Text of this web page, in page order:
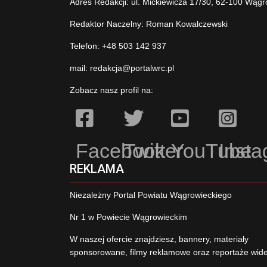
Redaktor Naczelny: Roman Kowalczewski
Telefon: +48 503 142 937
mail: redakcja@portalwrc.pl
Zobacz nasz profil na:
Facebook
TwitterYouTube
REKLAMA
Niezależny Portal Powiatu Wągrowieckiego
Nr 1 w Powiecie Wągrowieckim
W naszej ofercie znajdziesz, bannery, materiały
sponsorowane, filmy reklamowe oraz reportaże